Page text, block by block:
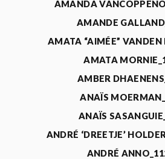
AMANDA
AMANDE
AMATA “AIMÉE” VANDEN
AMATA
AMBER
ANAÏS
ANAÏS
ANDRÉ ‘DREETJE’
ANDRÉ